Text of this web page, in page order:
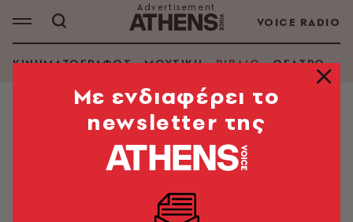
VOICE RADIO
ΚΙΝΗΜΑΤΟΓΡΑΦΟΣ ΜΟΥΣΙΚΗ ΒΙΒΛΙΟ ΘΕΑΤΡΟ -
Ο Βασίλης Ι. Μπενόπουλος «Σε μια
Ο νεαρός συγγραφέας μιλάει για το πρώτο του βιβλίο,
Mε ενδιαφέρει το
newsletter της